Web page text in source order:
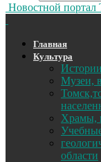
Новостной портал
Главная
Культура
Музеи,
Храмы,
области